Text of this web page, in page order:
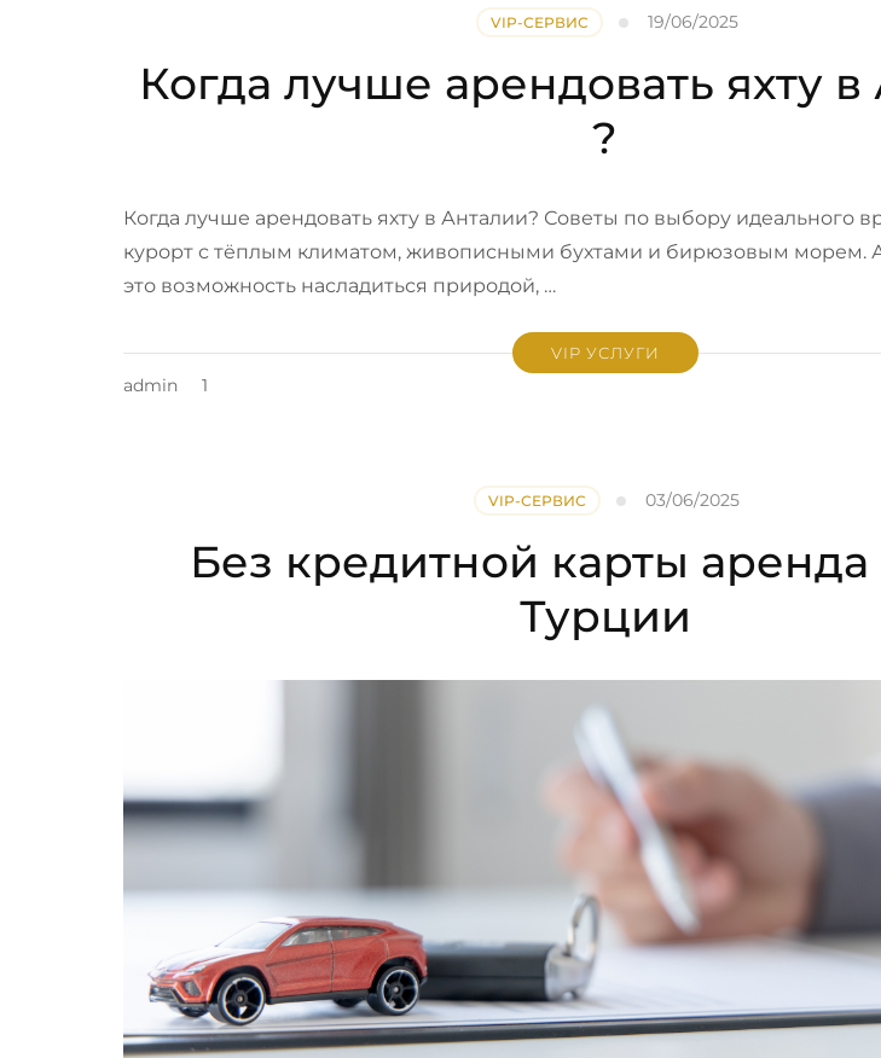
VIP-СЕРВИС 19/06/2025
Когда лучше арендовать яхту
?
Когда лучше арендовать яхту в Анталии? Советы по выбору идеального
курорт с тёплым климатом, живописными бухтами и бирюзовым морем.
это возможность насладиться природой, …
VIP УСЛУГИ
admin 1
VIP-СЕРВИС 03/06/2025
Без кредитной карты аренда
Турции